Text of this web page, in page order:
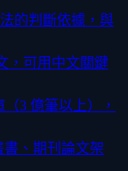
的判斷依據，與
，可用中文關鍵
3 億筆以上），
、期刊論文架